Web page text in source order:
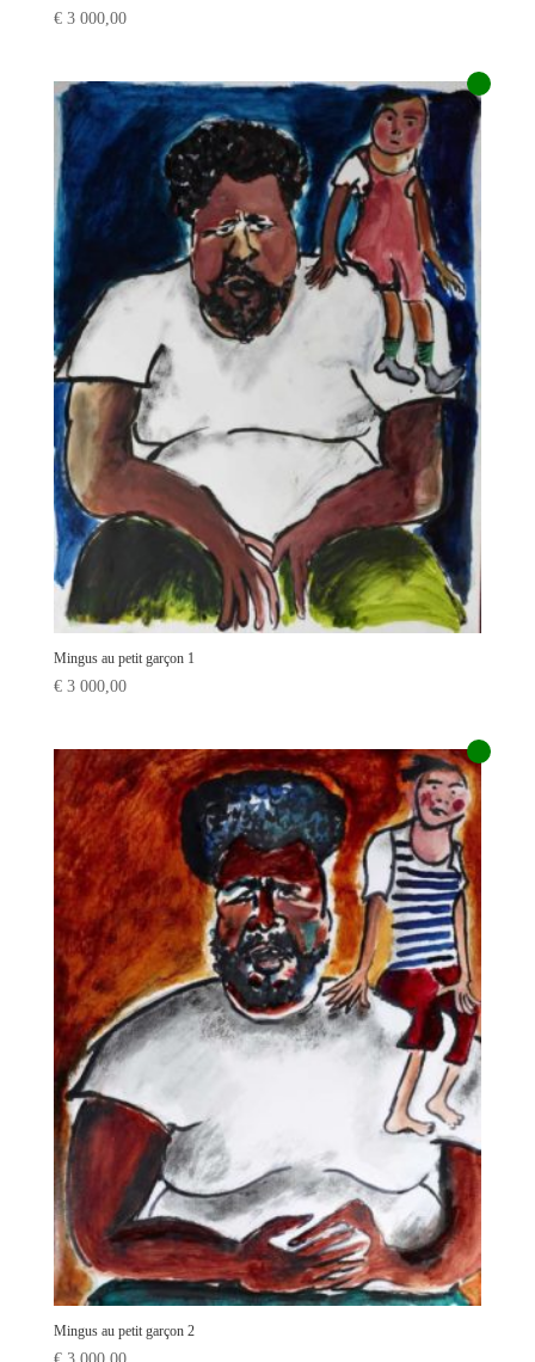
€3 000,00
Mingus au petit garçon 1
€3 000,00
Mingus au petit garçon 2